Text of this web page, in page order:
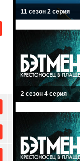
11 сезон 2 серия
2 сезон 4 серия